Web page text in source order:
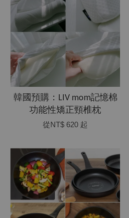
韓國預購：LIV mom記憶棉
功能性矯正頸椎枕
從NT$ 620 起